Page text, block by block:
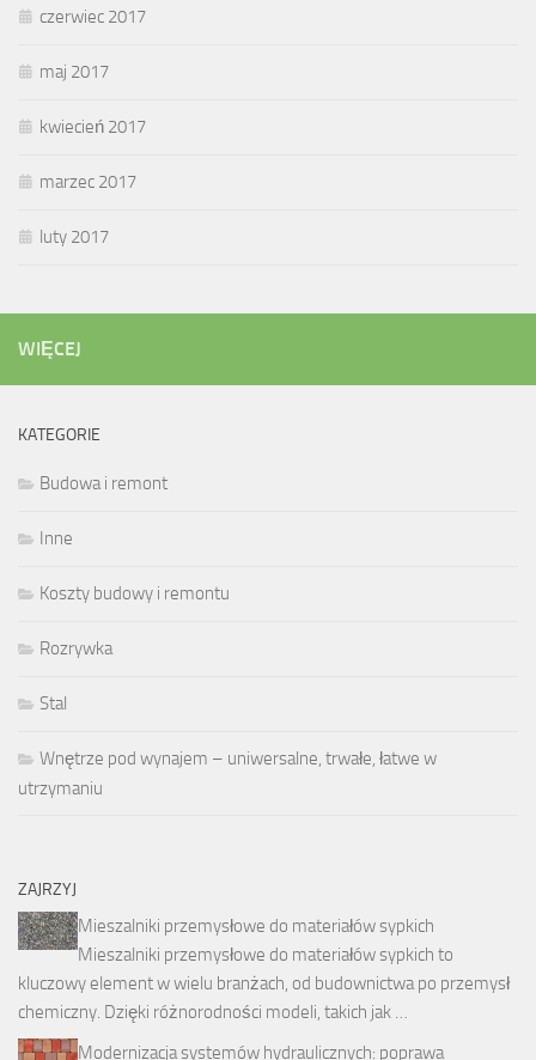
czerwiec 2017
maj 2017
kwiecień 2017
marzec 2017
luty 2017
WIĘCEJ
KATEGORIE
Budowa i remont
Inne
Koszty budowy i remontu
Rozrywka
Stal
Wnętrze pod wynajem – uniwersalne, trwałe, łatwe w
utrzymaniu
ZAJRZYJ
Mieszalniki przemysłowe do materiałów sypkich
Mieszalniki przemysłowe do materiałów sypkich to
kluczowy element w wielu branżach, od budownictwa po przemysł
chemiczny. Dzięki różnorodności modeli, takich jak …
Modernizacja systemów hydraulicznych: poprawa